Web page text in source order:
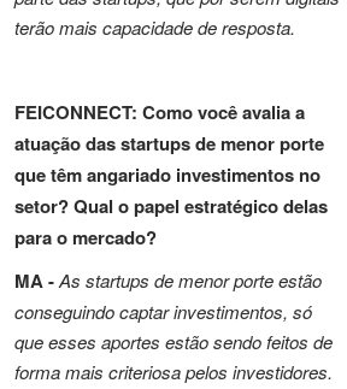
terão mais capacidade de resposta.
FEICONNECT: Como você avalia a
atuação das startups de menor porte
que têm angariado investimentos no
setor? Qual o papel estratégico delas
para o mercado?
MA -As startups de menor porte estão
conseguindo captar investimentos, só
que esses aportes estão sendo feitos de
forma mais criteriosa pelos investidores.